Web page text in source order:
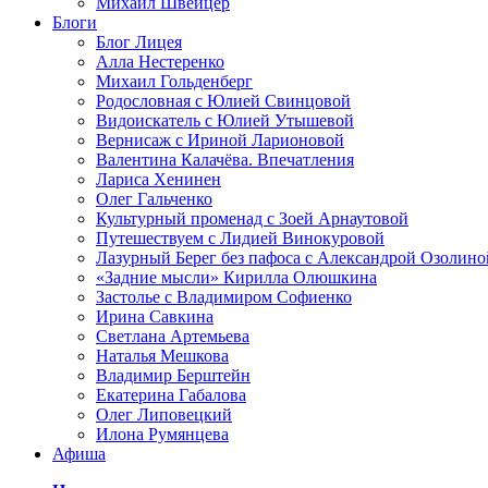
Блоги
Блог Лицея
Алла Нестеренко
Михаил Гольденберг
Родословная с Юлией Свинцовой
Видоискатель с Юлией Утышевой
Вернисаж с Ириной Ларионовой
Валентина Калачёва. Впечатления
Лариса Хенинен
Олег Гальченко
Культурный променад с Зоей Арнаутовой
Путешествуем с Лидией Винокуровой
Лазурный Берег без пафоса с Александрой
«Задние мысли» Кирилла Олюшкина
Застолье с Владимиром Софиенко
Ирина Савкина
Светлана Артемьева
Наталья Мешкова
Владимир Берштейн
Екатерина Габалова
Олег Липовецкий
Илона Румянцева
Афиша